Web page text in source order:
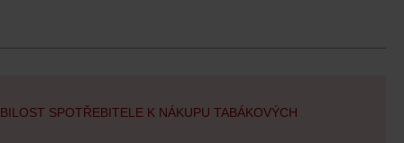
SPOTŘEBITELE K NÁKUPU TABÁKOVÝCH